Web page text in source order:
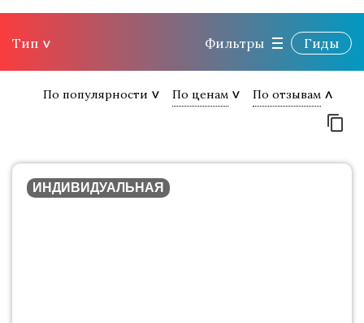
Тип Фильтры Гиды
По популярности По ценам По отзывам
ИНДИВИДУАЛЬНАЯ